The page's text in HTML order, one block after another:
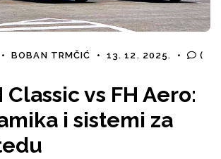
• BOBAN TRMČIĆ • 13. 12. 2025. •
(
Classic vs FH Aero:
i sistemi za